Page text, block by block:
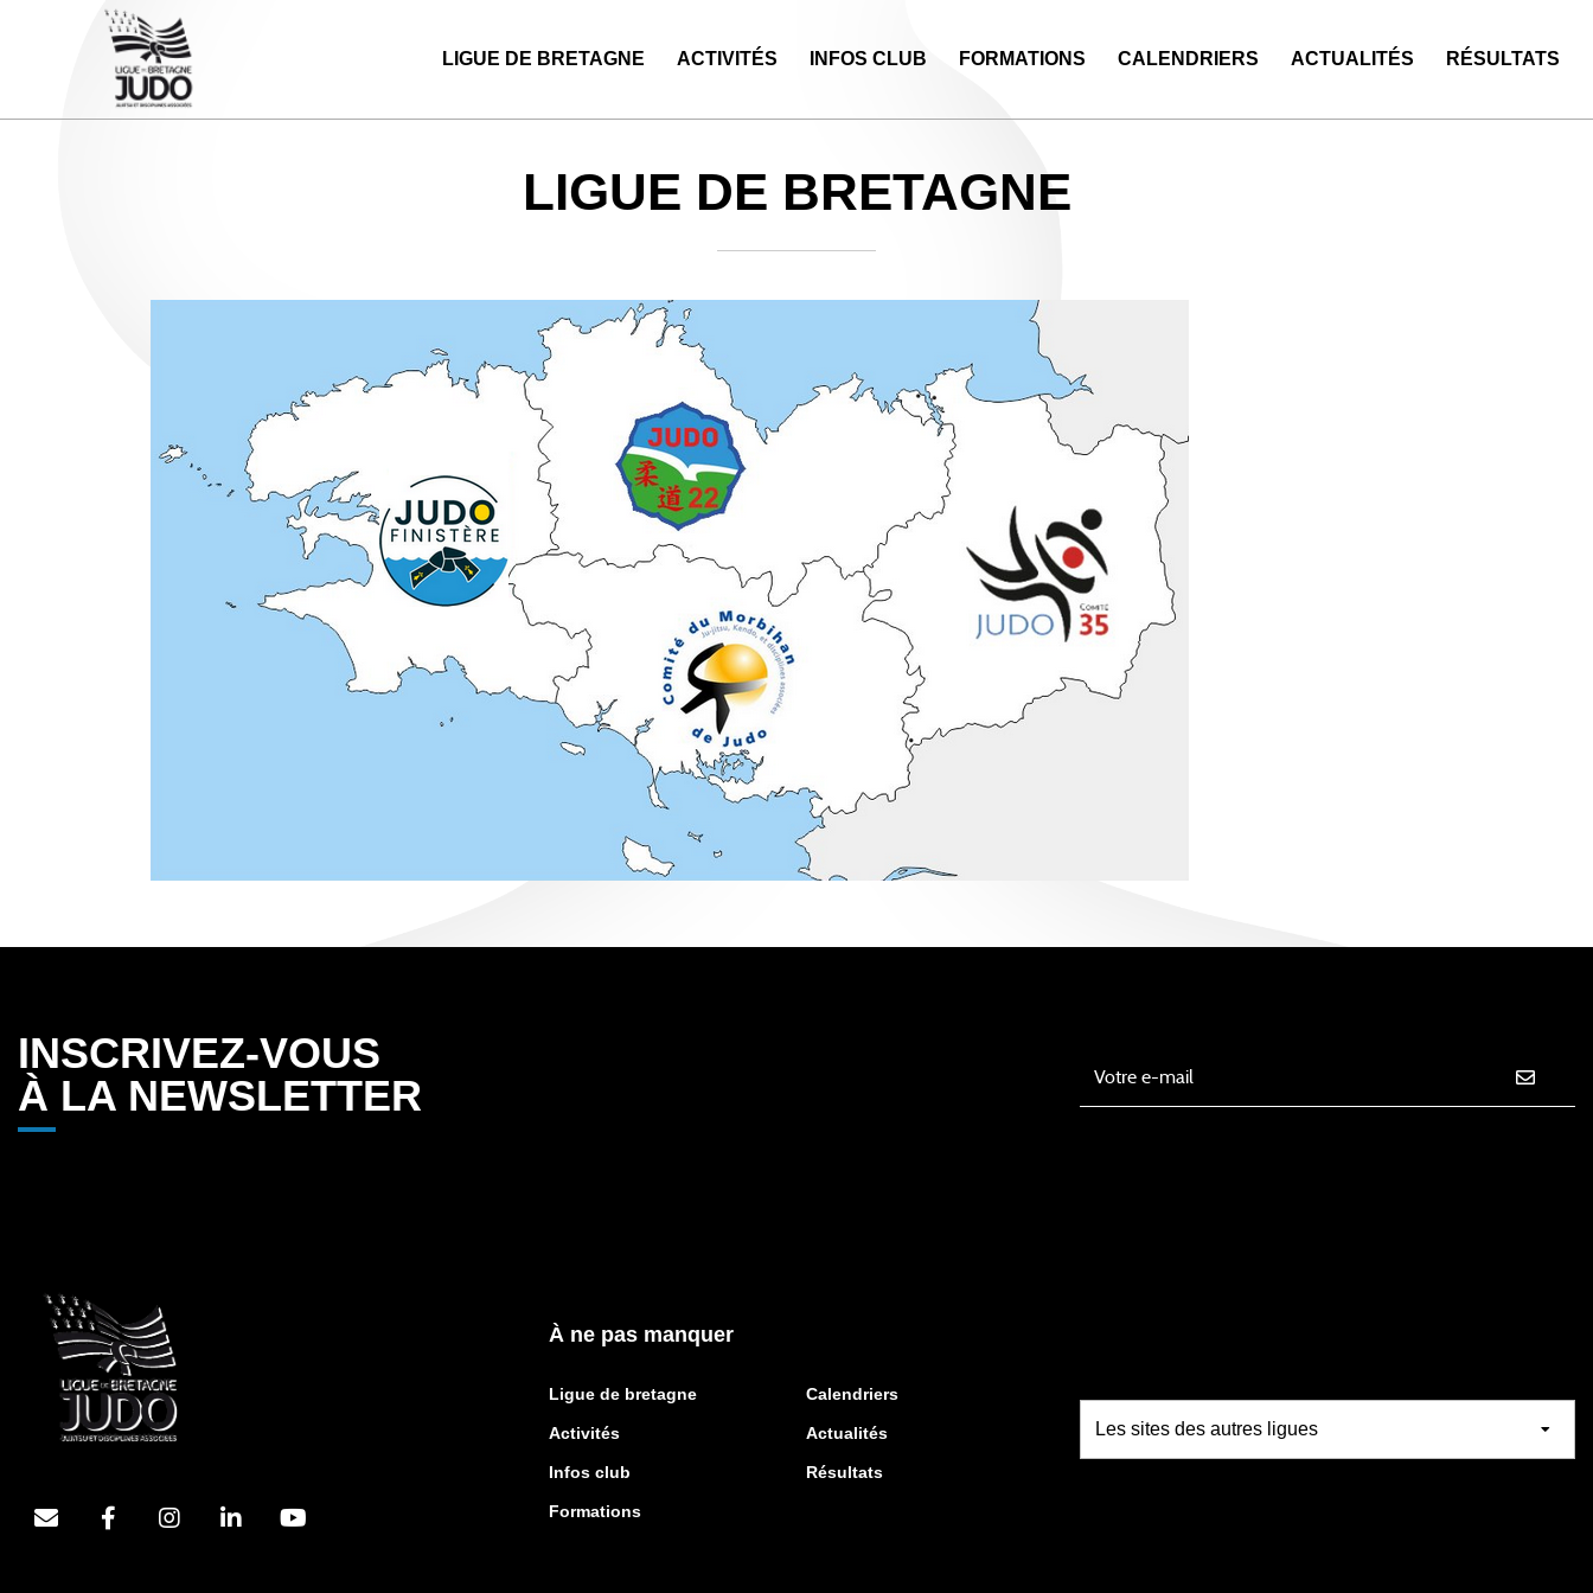
LIGUE DE BRETAGNE ACTIVITÉS INFOS CLUB FORMATIONS CALENDRIERS ACTUALITÉS RÉSULTATS
LIGUE DE BRETAGNE
INSCRIVEZ-VOUS
À LA NEWSLETTER
À ne pas manquer
Ligue de bretagne
Activités
Infos club
Formations
Calendriers
Actualités
Résultats